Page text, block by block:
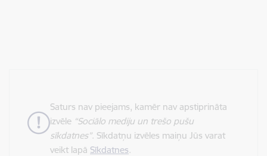
Saturs nav pieejams, kamēr nav apstiprināta
izvēle “Sociālo mediju un trešo pušu
sīkdatnes”. Sīkdatņu izvēles maiņu Jūs varat
veikt lapā Sīkdatnes.